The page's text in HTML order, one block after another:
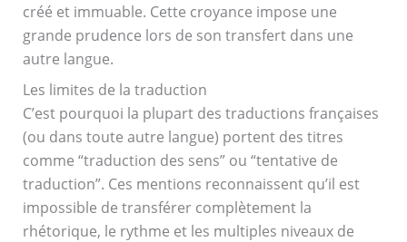
créé et immuable. Cette croyance impose une
grande prudence lors de son transfert dans une
autre langue.
Les limites de la traduction
C’est pourquoi la plupart des traductions françaises
(ou dans toute autre langue) portent des titres
comme “traduction des sens” ou “tentative de
traduction”. Ces mentions reconnaissent qu’il est
impossible de transférer complètement la
rhétorique, le rythme et les multiples niveaux de